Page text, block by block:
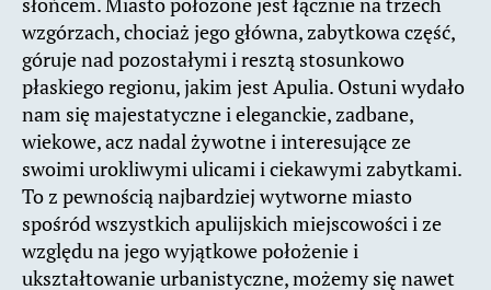
wzgórzach, chociaż jego główna, zabytkowa część,
góruje nad pozostałymi i resztą stosunkowo
płaskiego regionu, jakim jest Apulia. Ostuni wydało
nam się majestatyczne i eleganckie, zadbane,
wiekowe, acz nadal żywotne i interesujące ze
swoimi urokliwymi ulicami i ciekawymi zabytkami.
To z pewnością najbardziej wytworne miasto
spośród wszystkich apulijskich miejscowości i ze
względu na jego wyjątkowe położenie i
ukształtowanie urbanistyczne, możemy się nawet